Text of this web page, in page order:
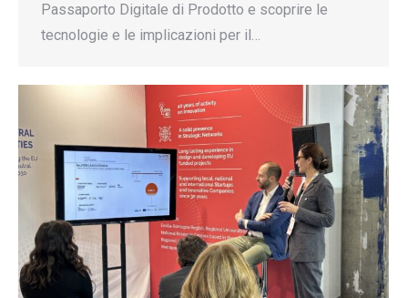
Passaporto Digitale di Prodotto e scoprire le
tecnologie e le implicazioni per il…